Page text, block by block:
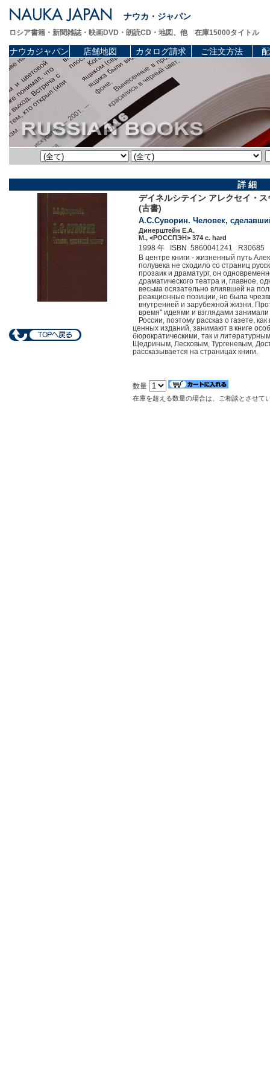
ナウカ・ジャパン
ロシア書籍・新聞雑誌・映画DVD・朗読CD・地図、他 在庫15000タイトル
ナウカジャパン 店舗地図 カタログ請求 ご注文方法
詳 細
デイネルシテイン アレクセイ・
(古書)
А.С.Суворин. Человек,
Динерштейн Е.А.
М., <РОССПЭН> 374 c. hard
1998 年 ISBN 5860041241 R30685
В центре книги - жизненный путь
полувека не сходило со страниц
прозаик и драматург, он
драматического театра и, главное,
весьма осязательно влиявшей на
реакционные позиции, но была
внутренней и зарубежной жизни.
время" идеями и взглядами
России, поэтому рассказ о газете,
ценных изданий, занимают в книге
бюрократическими, так и
Щедриным, Лесковым, Тургеневым,
рассказывается на страницах книги.
数量
在庫を超える数量の場合は、ご相談とさせて